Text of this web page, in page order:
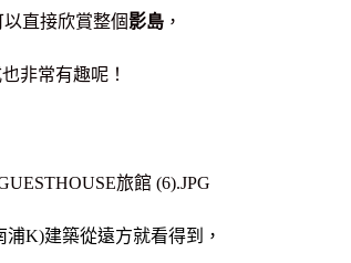
直接欣賞整個影島 ，
非常有趣呢！
K)建築從遠方就看得到，